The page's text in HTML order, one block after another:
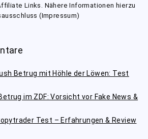
Links. Nähere Informationen hierzu
(Impressum)
Betrug mit Höhle der Löwen: Test
im ZDF: Vorsicht vor Fake News &
Test – Erfahrungen & Review